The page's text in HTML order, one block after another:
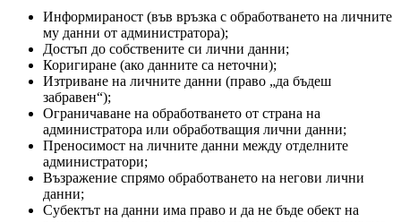
Информираност (във връзка с обработването на личните
му данни от администратора);
Достъп до собствените си лични данни;
Коригиране (ако данните са неточни);
Изтриване на личните данни (право „да бъдеш
забравен“);
Ограничаване на обработването от страна на
администратора или обработващия лични данни;
Преносимост на личните данни между отделните
администратори;
Възражение спрямо обработването на негови лични
данни;
Субектът на данни има право и да не бъде обект на